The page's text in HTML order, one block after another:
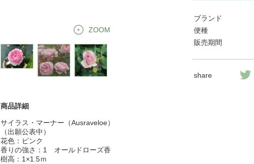
ZOOM
ブランド
便種
販売期間
share
商品詳細
サイラス・マーナー（Ausraveloe）
（出願公表中）
花色：ピンク
香りの強さ：1 オールドローズ香
樹高：1×1.5ｍ